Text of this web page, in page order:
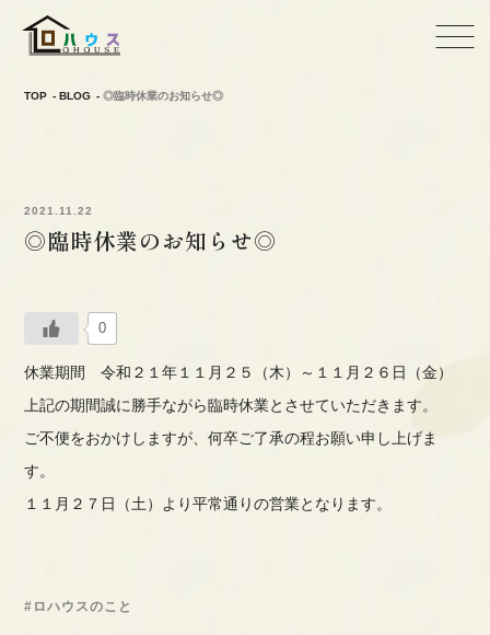
TOP BLOG ◎臨時休業のお知らせ◎
2021.11.22
◎臨時休業のお知らせ◎
0
休業期間 令和２１年１１月２５（木）～１１月２６日（金）
上記の期間誠に勝手ながら臨時休業とさせていただきます。
ご不便をおかけしますが、何卒ご了承の程お願い申し上げま
す。
１１月２７日（土）より平常通りの営業となります。
#ロハウスのこと